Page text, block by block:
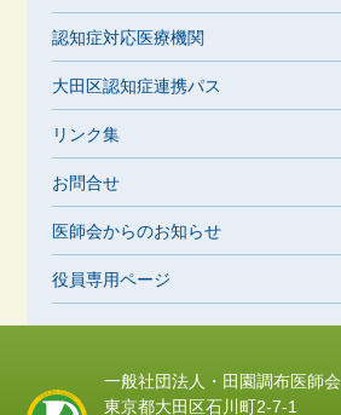
認知症対応医療機関
大田区認知症連携パス
リンク集
お問合せ
医師会からのお知らせ
役員専用ページ
一般社団法人・田園調布医師会
東京都大田区石川町2-7-1